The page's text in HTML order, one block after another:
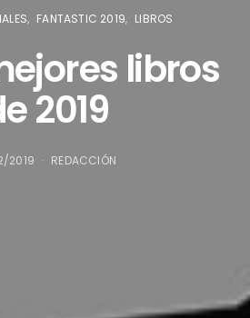
FANTASTIC 2019 LIBROS
libros
2019
2019 REDACCIÓN